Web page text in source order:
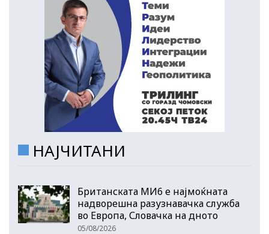
НАЈЧИТАНИ
Британската МИ6 е најмоќната
надворешна разузнавачка служба
во Европа, Словачка на дното
05/08/2026